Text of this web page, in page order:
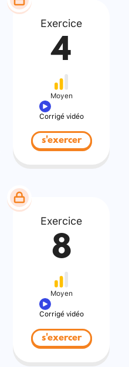
Exercice
4
Moyen
Corrigé vidéo
s'exercer
Exercice
8
Moyen
Corrigé vidéo
s'exercer